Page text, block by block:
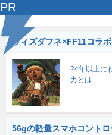
PR
ウィズダフネ×FF11コラボ
24年以上に
力とは
56gの軽量スマホコントロ